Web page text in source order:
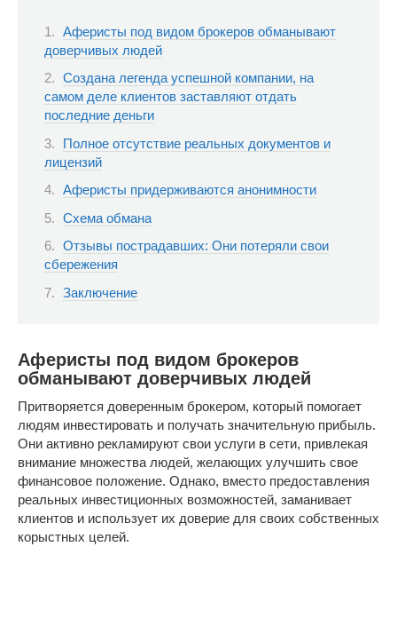
Аферисты под видом брокеров обманывают
доверчивых людей
Создана легенда успешной компании, на
самом деле клиентов заставляют отдать
последние деньги
Полное отсутствие реальных документов и
лицензий
Аферисты придерживаются анонимности
Схема обмана
Отзывы пострадавших: Они потеряли свои
сбережения
Заключение
Аферисты под видом брокеров
обманывают доверчивых людей
Притворяется доверенным брокером, который помогает
людям инвестировать и получать значительную прибыль.
Они активно рекламируют свои услуги в сети, привлекая
внимание множества людей, желающих улучшить свое
финансовое положение. Однако, вместо предоставления
реальных инвестиционных возможностей, заманивает
клиентов и использует их доверие для своих собственных
корыстных целей.